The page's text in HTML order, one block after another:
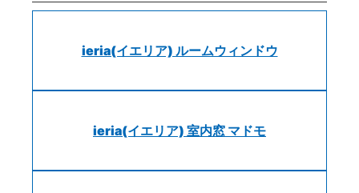
ieria(イエリア) ルームウィンドウ
ieria(イエリア) 室内窓 マドモ